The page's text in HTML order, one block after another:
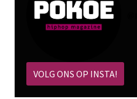
VOLG ONS OP INSTA!